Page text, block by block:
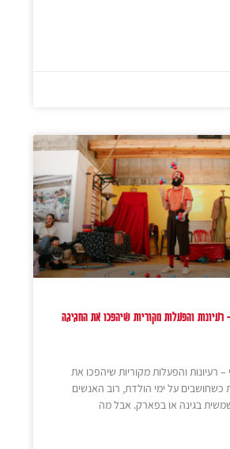
והפעלות מקוריות שיהפכו את החגיגה
רעיונות והפעלות מקוריות שיהפכו את
כשחושבים על ימי הולדת, רוב האנשים
שמשית בגינה או בפארק. אבל מה